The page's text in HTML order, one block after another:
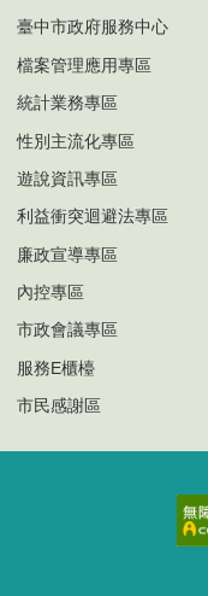
臺中市政府服務中心
檔案管理應用專區
統計業務專區
性別主流化專區
遊說資訊專區
利益衝突迴避法專區
廉政宣導專區
內控專區
市政會議專區
服務E櫃檯
市民感謝區